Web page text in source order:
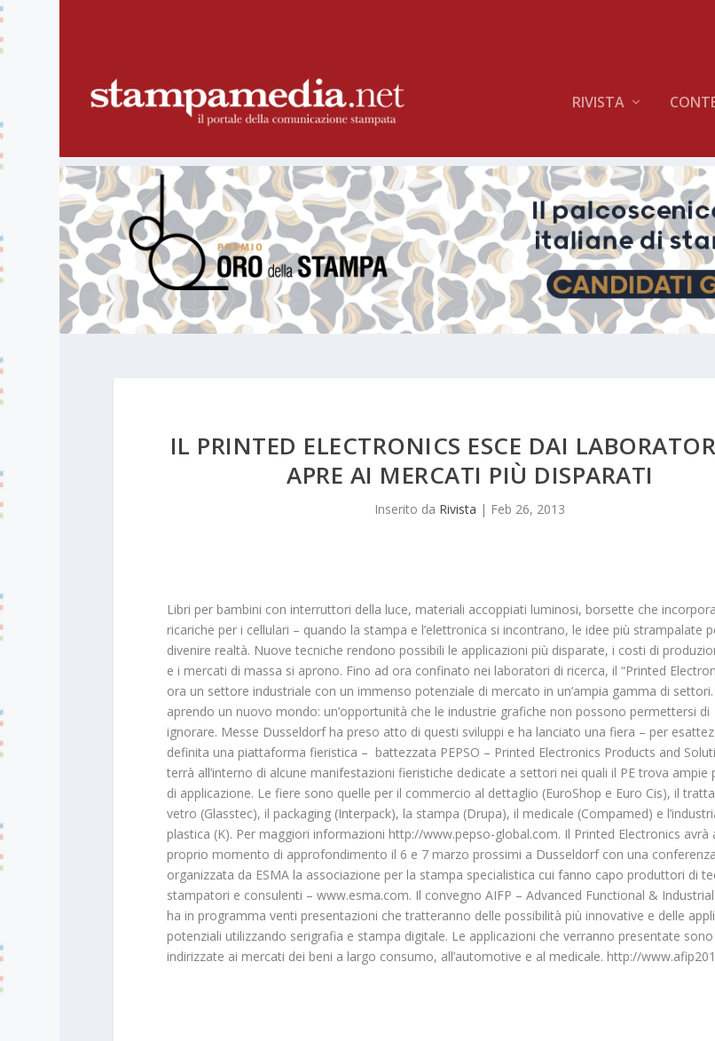
RIVISTA
IL PRINTED ELECTRONICS ESCE DAI
APRE AI MERCATI PIÙ DISPARATI
Inserito da Rivista | Feb 26, 2013
Libri per bambini con interruttori della luce, materiali accoppiati luminosi, borsette che
ricariche per i cellulari – quando la stampa e l’elettronica si incontrano, le idee più strampalate
divenire realtà. Nuove tecniche rendono possibili le applicazioni più disparate, i costi di
e i mercati di massa si aprono. Fino ad ora confinato nei laboratori di ricerca, il “Printed
ora un settore industriale con un immenso potenziale di mercato in un’ampia gamma di settori.
aprendo un nuovo mondo: un’opportunità che le industrie grafiche non possono permettersi di
ignorare. Messe Dusseldorf ha preso atto di questi sviluppi e ha lanciato una fiera – per
definita una piattaforma fieristica – battezzata PEPSO – Printed Electronics Products and
terrà all’interno di alcune manifestazioni fieristiche dedicate a settori nei quali il PE trova ampie
di applicazione. Le fiere sono quelle per il commercio al dettaglio (EuroShop e Euro Cis), il
vetro (Glasstec), il packaging (Interpack), la stampa (Drupa), il medicale (Compamed) e
plastica (K). Per maggiori informazioni http://www.pepso-global.com. Il Printed Electronics avrà
proprio momento di approfondimento il 6 e 7 marzo prossimi a Dusseldorf con una conferenza
organizzata da ESMA la associazione per la stampa specialistica cui fanno capo produttori di
stampatori e consulenti – www.esma.com. Il convegno AIFP – Advanced Functional &
ha in programma venti presentazioni che tratteranno delle possibilità più innovative e delle
potenziali utilizzando serigrafia e stampa digitale. Le applicazioni che verranno presentate sono
indirizzate ai mercati dei beni a largo consumo, all’automotive e al medicale. http://